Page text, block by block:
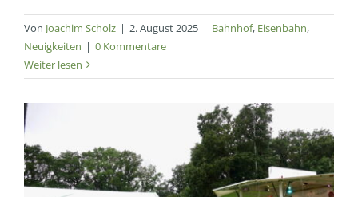
Von Joachim Scholz | 2. August 2025 | Bahnhof, Eisenbahn,
Neuigkeiten | 0 Kommentare
Weiter lesen